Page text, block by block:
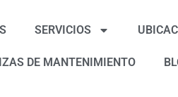
SERVICIOS
DE MANTENIMIENTO